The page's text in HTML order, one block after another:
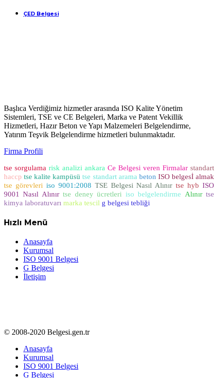
ÇED Belgesi
Başlıca Verdiğimiz hizmetler arasında ISO Kalite Yönetim
Sistemleri, TSE ve CE Belgeleri, Marka ve Patent Vekillik
Hizmetleri, Hazır Beton ve Yapı Malzemeleri Belgelendirme,
Yatırım Teşvik Belgelendirme hizmetleri bulunmaktadır.
Firma Profili
tse sorgulama risk analizi ankara Ce Belgesi veren Firmalar standart
haccp tse kalite kampüsü tse standart arama beton ISO belgesİ almak
tse görevleri iso 9001:2008 TSE Belgesi Nasıl Alınır tse hyb ISO
9001 Nasıl Alınır tse deney ücretleri iso belgelendirme Alınır tse
kimya laboratuvarı marka tescil g belgesi tebliği
Hızlı Menü
Anasayfa
Kurumsal
ISO 9001 Belgesi
G Belgesi
İletişim
© 2008-2020 Belgesi.gen.tr
Anasayfa
Kurumsal
ISO 9001 Belgesi
G Belgesi